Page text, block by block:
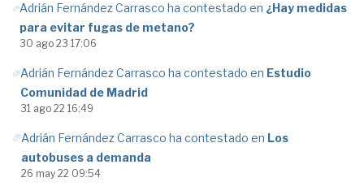
Adrián Fernández Carrasco ha contestado en ¿Hay medidas
para evitar fugas de metano?
30 ago 23 17:06
Adrián Fernández Carrasco ha contestado en Estudio
Comunidad de Madrid
31 ago 22 16:49
Adrián Fernández Carrasco ha contestado en Los
autobuses a demanda
26 may 22 09:54